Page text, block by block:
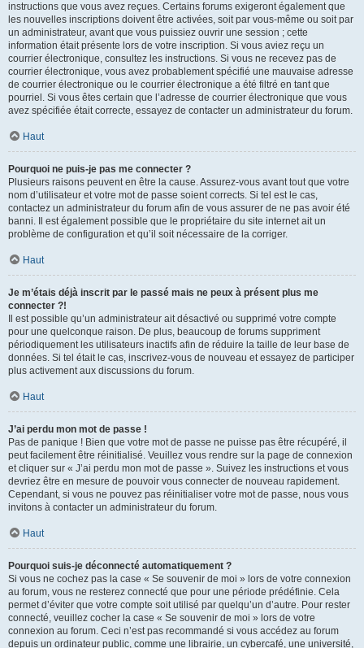
instructions que vous avez reçues. Certains forums exigeront également que
les nouvelles inscriptions doivent être activées, soit par vous-même ou soit par
un administrateur, avant que vous puissiez ouvrir une session ; cette
information était présente lors de votre inscription. Si vous aviez reçu un
courrier électronique, consultez les instructions. Si vous ne recevez pas de
courrier électronique, vous avez probablement spécifié une mauvaise adresse
de courrier électronique ou le courrier électronique a été filtré en tant que
pourriel. Si vous êtes certain que l’adresse de courrier électronique que vous
avez spécifiée était correcte, essayez de contacter un administrateur du forum.
Haut
Pourquoi ne puis-je pas me connecter ?
Plusieurs raisons peuvent en être la cause. Assurez-vous avant tout que votre
nom d’utilisateur et votre mot de passe soient corrects. Si tel est le cas,
contactez un administrateur du forum afin de vous assurer de ne pas avoir été
banni. Il est également possible que le propriétaire du site internet ait un
problème de configuration et qu’il soit nécessaire de la corriger.
Haut
Je m’étais déjà inscrit par le passé mais ne peux à présent plus me
connecter ?!
Il est possible qu’un administrateur ait désactivé ou supprimé votre compte
pour une quelconque raison. De plus, beaucoup de forums suppriment
périodiquement les utilisateurs inactifs afin de réduire la taille de leur base de
données. Si tel était le cas, inscrivez-vous de nouveau et essayez de participer
plus activement aux discussions du forum.
Haut
J’ai perdu mon mot de passe !
Pas de panique ! Bien que votre mot de passe ne puisse pas être récupéré, il
peut facilement être réinitialisé. Veuillez vous rendre sur la page de connexion
et cliquer sur « J’ai perdu mon mot de passe ». Suivez les instructions et vous
devriez être en mesure de pouvoir vous connecter de nouveau rapidement.
Cependant, si vous ne pouvez pas réinitialiser votre mot de passe, nous vous
invitons à contacter un administrateur du forum.
Haut
Pourquoi suis-je déconnecté automatiquement ?
Si vous ne cochez pas la case « Se souvenir de moi » lors de votre connexion
au forum, vous ne resterez connecté que pour une période prédéfinie. Cela
permet d’éviter que votre compte soit utilisé par quelqu’un d’autre. Pour rester
connecté, veuillez cocher la case « Se souvenir de moi » lors de votre
connexion au forum. Ceci n’est pas recommandé si vous accédez au forum
depuis un ordinateur public, comme une librairie, un cybercafé, une université,